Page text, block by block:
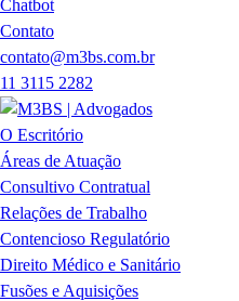
Chatbot
Contato
contato@m3bs.com.br
11 3115 2282
O Escritório
Áreas de Atuação
Consultivo Contratual
Relações de Trabalho
Contencioso Regulatório
Direito Médico e Sanitário
Fusões e Aquisições